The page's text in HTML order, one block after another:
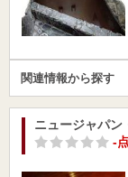
関連情報から探す
ニュージャパン
-